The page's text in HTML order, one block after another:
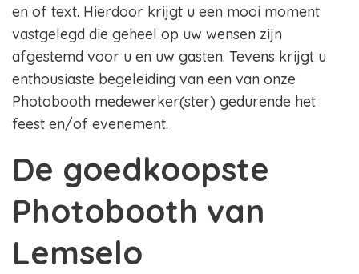
en of text. Hierdoor krijgt u een mooi moment
vastgelegd die geheel op uw wensen zijn
afgestemd voor u en uw gasten. Tevens krijgt u
enthousiaste begeleiding van een van onze
Photobooth medewerker(ster) gedurende het
feest en/of evenement.
De goedkoopste
Photobooth van
Lemselo